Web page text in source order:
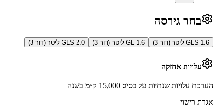
בחר גירסה
GLS 1.6 ליטר (דור 3) GL 1.6 ליטר (דור 3) GLS 2.0 ליטר (דור 3)
עלויות אחזקה
הערכת עלויות שנתיות על בסיס 15,000 ק״מ בשנה
אגרת רישוי